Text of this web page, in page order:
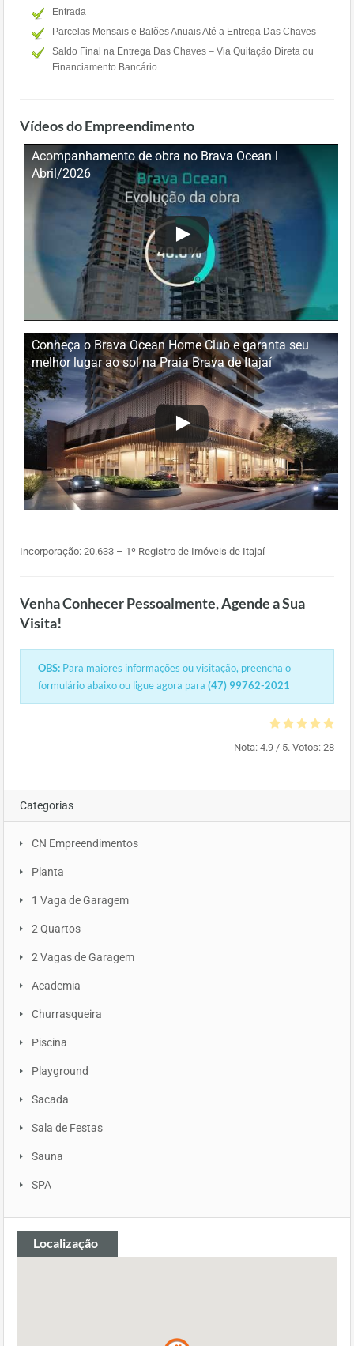
Entrada
Parcelas Mensais e Balões Anuais Até a Entrega Das Chaves
Saldo Final na Entrega Das Chaves – Via Quitação Direta ou
Financiamento Bancário
Vídeos do Empreendimento
Acompanhamento de obra no Brava Ocean l
Abril/2026
Conheça o Brava Ocean Home Club e garanta seu
melhor lugar ao sol na Praia Brava de Itajaí
Incorporação: 20.633 – 1º Registro de Imóveis de Itajaí
Venha Conhecer Pessoalmente, Agende a Sua
Visita!
OBS: Para maiores informações ou visitação, preencha o
formulário abaixo ou ligue agora para (47) 99762-2021
Nota: 4.9 / 5. Votos: 28
Categorias
CN Empreendimentos
Planta
1 Vaga de Garagem
2 Quartos
2 Vagas de Garagem
Academia
Churrasqueira
Piscina
Playground
Sacada
Sala de Festas
Sauna
SPA
Localização